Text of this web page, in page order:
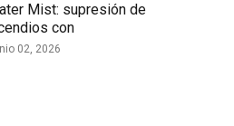
Mist: supresión de
con
02, 2026